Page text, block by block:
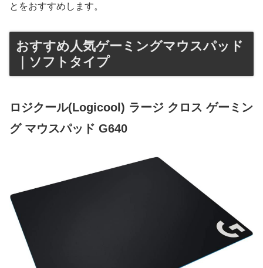
とをおすすめします。
おすすめ人気ゲーミングマウスパッド
｜ソフトタイプ
ロジクール(Logicool) ラージ クロス ゲーミン
グ マウスパッド G640